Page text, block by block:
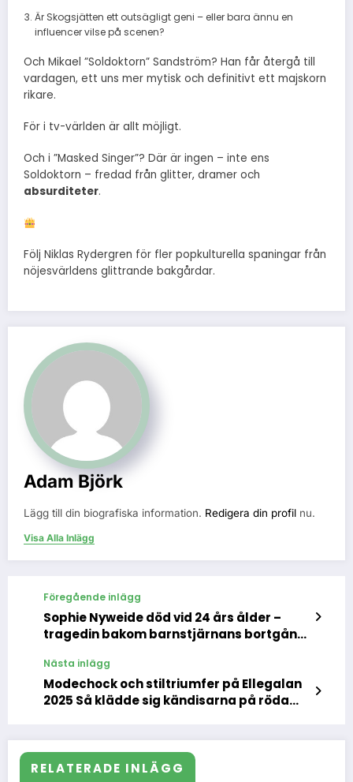
Är Skogsjätten ett outsägligt geni – eller bara ännu en
influencer vilse på scenen?
Och Mikael ”Soldoktorn” Sandström? Han får återgå till
vardagen, ett uns mer mytisk och definitivt ett majskorn
rikare.
För i tv-världen är allt möjligt.
Och i ”Masked Singer”? Där är ingen – inte ens
Soldoktorn – fredad från glitter, dramer och
absurditeter.
Följ Niklas Rydergren för fler popkulturella spaningar från
nöjesvärldens glittrande bakgårdar.
Adam Björk
Lägg till din biografiska information. Redigera din profil nu.
Visa Alla Inlägg
Föregående inlägg
Sophie Nyweide död vid 24 års ålder –
tragedin bakom barnstjärnans bortgång
Nästa inlägg
Modechock och stiltriumfer på Ellegalan
2025 Så klädde sig kändisarna på röda
RELATERADE INLÄGG